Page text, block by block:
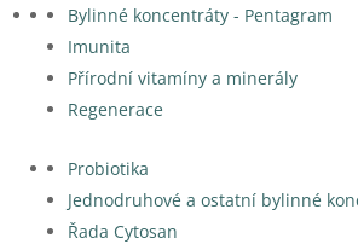
Bylinné koncentráty - Pentagram
Imunita
Přírodní vitamíny a minerály
Regenerace
Probiotika
Jednodruhové a ostatní bylinné
Řada Cytosan